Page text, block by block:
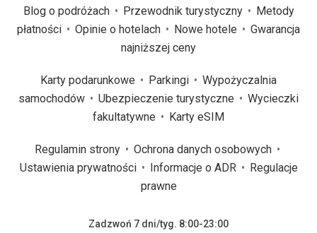
Blog o podróżach Przewodnik turystyczny
Metody
płatności
Opinie o hotelach Nowe hotele
Gwarancja
najniższej ceny
Karty podarunkowe Parkingi
Wypożyczalnia
samochodów
Ubezpieczenie turystyczne
Wycieczki
fakultatywne
Karty eSIM
Regulamin strony
Ochrona danych osobowych
Ustawienia prywatności
Informacje o ADR
Regulacje
prawne
Zadzwoń 7 dni/tyg. 8:00-23:00